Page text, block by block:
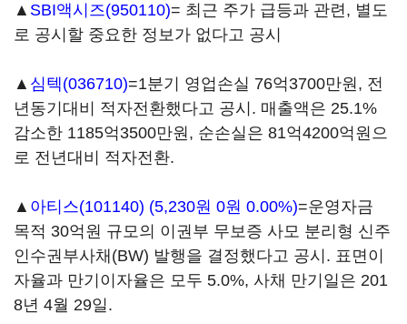
▲ SBI액시즈(950110)= 최근 주가 급등과 관련, 별도
로 공시할 중요한 정보가 없다고 공시
▲ 심텍(036710)=1분기 영업손실 76억3700만원, 전
년동기대비 적자전환했다고 공시. 매출액은 25.1%
감소한 1185억3500만원, 순손실은 81억4200억원으
로 전년대비 적자전환.
▲ 아티스(101140) (5,230원 0원 0.00%)=운영자금
목적 30억원 규모의 이권부 무보증 사모 분리형 신주
인수권부사채(BW) 발행을 결정했다고 공시. 표면이
자율과 만기이자율은 모두 5.0%, 사채 만기일은 201
8년 4월 29일.